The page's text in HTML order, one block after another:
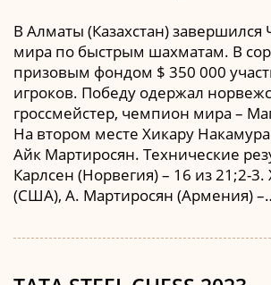
В Алматы (Казахстан)
мира по быстрым шахматам. В
призовым фондом $ 350 000
игроков. Победу одержал
гроссмейстер, чемпион мира –
На втором месте Хикару
Айк Мартиросян. Технические
Карлсен (Норвегия) – 16 из 21;2-
(США), А. Мартиросян (Армения)